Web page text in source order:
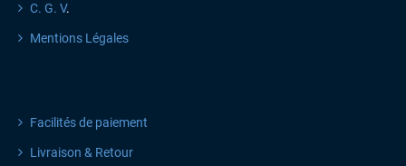
C. G. V.
Mentions Légales
Facilités de paiement
Livraison & Retour